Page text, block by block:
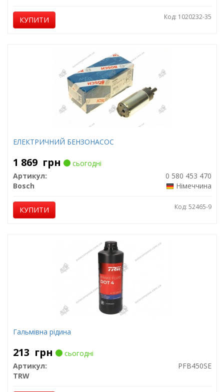
КУПИТИ Код: 1020232-35
ЕЛЕКТРИЧНИЙ БЕНЗОНАСОС
1 869 грн
сьогодні
Артикул:
0 580 453 470
Bosch
Німеччина
КУПИТИ Код: 52465-9
Гальмівна рідина
213 грн
сьогодні
Артикул:
PFB450SE
TRW